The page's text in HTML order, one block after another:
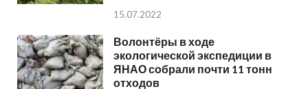
15.07.2022
Волонтёры в ходе
экологической экспедиции в
ЯНАО собрали почти 11 тонн
отходов